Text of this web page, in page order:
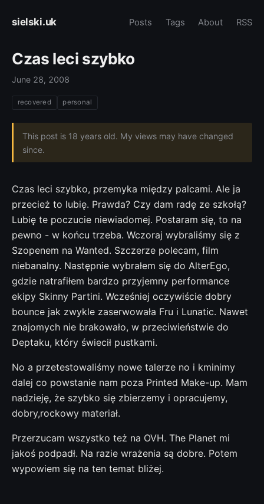
sielski.uk Posts Tags About RSS
Czas leci szybko
June 28, 2008
recovered personal
This post is 18 years old. My views may have changed
since.
Czas leci szybko, przemyka między palcami. Ale ja
przecież to lubię. Prawda? Czy dam radę ze szkołą?
Lubię te poczucie niewiadomej. Postaram się, to na
pewno - w końcu trzeba. Wczoraj wybraliśmy się z
Szopenem na Wanted. Szczerze polecam, film
niebanalny. Następnie wybrałem się do AlterEgo,
gdzie natrafiłem bardzo przyjemny performance
ekipy Skinny Partini. Wcześniej oczywiście dobry
bounce jak zwykle zaserwowała Fru i Lunatic. Nawet
znajomych nie brakowało, w przeciwieństwie do
Deptaku, który świecił pustkami.
No a przetestowaliśmy nowe talerze no i kminimy
dalej co powstanie nam poza Printed Make-up. Mam
nadzieję, że szybko się zbierzemy i opracujemy,
dobry,rockowy materiał.
Przerzucam wszystko też na OVH. The Planet mi
jakoś podpadł. Na razie wrażenia są dobre. Potem
wypowiem się na ten temat bliżej.